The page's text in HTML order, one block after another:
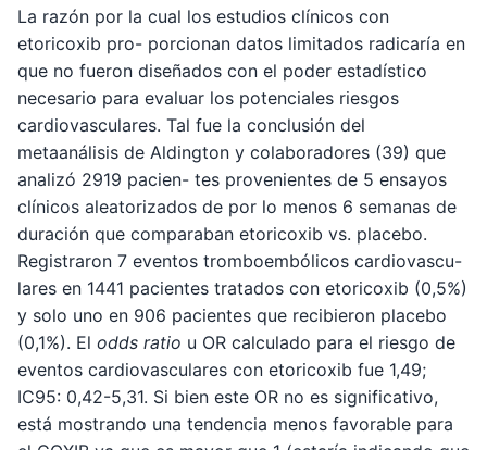
La razón por la cual los estudios clínicos con
etoricoxib pro- porcionan datos limitados radicaría en
que no fueron diseñados con el poder estadístico
necesario para evaluar los potenciales riesgos
cardiovasculares. Tal fue la conclusión del
metaanálisis de Aldington y colaboradores (39) que
analizó 2919 pacien- tes provenientes de 5 ensayos
clínicos aleatorizados de por lo menos 6 semanas de
duración que comparaban etoricoxib vs. placebo.
Registraron 7 eventos tromboembólicos cardiovascu-
lares en 1441 pacientes tratados con etoricoxib (0,5%)
y solo uno en 906 pacientes que recibieron placebo
(0,1%). El odds ratio u OR calculado para el riesgo de
eventos cardiovasculares con etoricoxib fue 1,49;
IC95: 0,42-5,31. Si bien este OR no es significativo,
está mostrando una tendencia menos favorable para